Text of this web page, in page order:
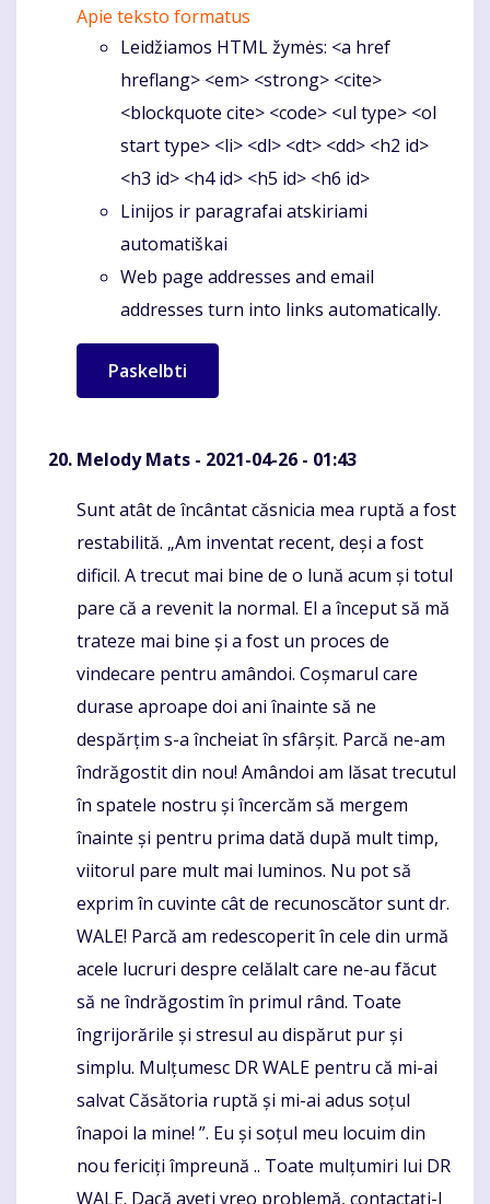
Apie teksto formatus
Leidžiamos HTML žymės: <a href
hreflang> <em> <strong> <cite>
<blockquote cite> <code> <ul type> <ol
start type> <li> <dl> <dt> <dd> <h2 id>
<h3 id> <h4 id> <h5 id> <h6 id>
Linijos ir paragrafai atskiriami
automatiškai
Web page addresses and email
addresses turn into links automatically.
Melody Mats - 2021-04-26 - 01:43
Komentaras
Sunt atât de încântat căsnicia mea ruptă a fost
restabilită. „Am inventat recent, deși a fost
dificil. A trecut mai bine de o lună acum și totul
pare că a revenit la normal. El a început să mă
trateze mai bine și a fost un proces de
vindecare pentru amândoi. Coșmarul care
durase aproape doi ani înainte să ne
despărțim s-a încheiat în sfârșit. Parcă ne-am
îndrăgostit din nou! Amândoi am lăsat trecutul
în spatele nostru și încercăm să mergem
înainte și pentru prima dată după mult timp,
viitorul pare mult mai luminos. Nu pot să
exprim în cuvinte cât de recunoscător sunt dr.
WALE! Parcă am redescoperit în cele din urmă
acele lucruri despre celălalt care ne-au făcut
să ne îndrăgostim în primul rând. Toate
îngrijorările și stresul au dispărut pur și
simplu. Mulțumesc DR WALE pentru că mi-ai
salvat Căsătoria ruptă și mi-ai adus soțul
înapoi la mine! ”. Eu și soțul meu locuim din
nou fericiți împreună .. Toate mulțumiri lui DR
WALE. Dacă aveți vreo problemă, contactați-l